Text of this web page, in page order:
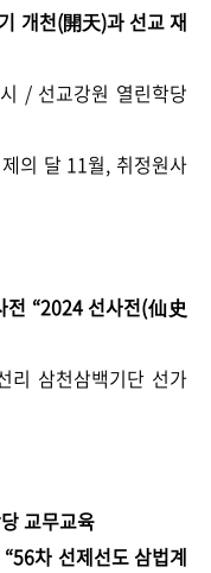
개천(開天)과 선교 재
/ 선교강원 열린학당
의 달 11월, 취정원사
“2024 선사전(仙史
리 삼천삼백기단 선가
교무교육
차 선제선도 삼법계